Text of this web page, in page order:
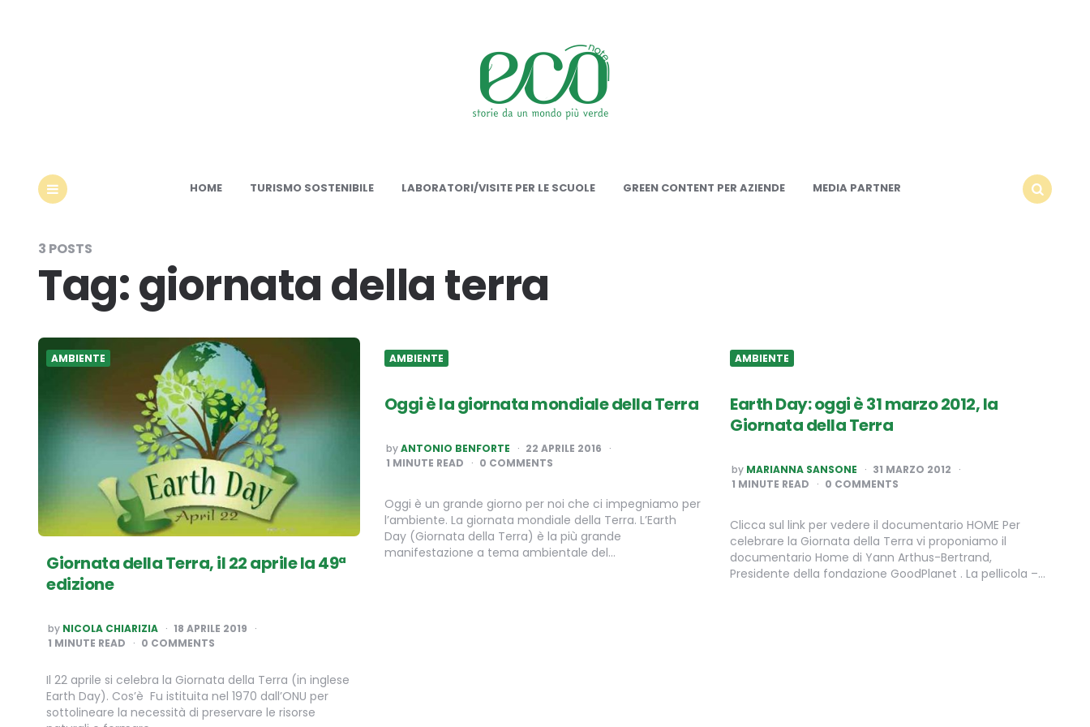
HOME TURISMO SOSTENIBILE LABORATORI/VISITE PER LE SCUOLE GREEN CONTENT PER AZIENDE
MEDIA PARTNER
3 POSTS
Tag:giornata della terra
AMBIENTE
Giornata della Terra, il 22 aprile la 49ª
edizione
POSTED
BY
by NICOLA CHIARIZIA
18 APRILE 2019
1 MINUTE READ 0 COMMENTS
Il 22 aprile si celebra la Giornata della Terra (in inglese
Earth Day). Cos’è Fu istituita nel 1970 dall’ONU per
sottolineare la necessità di preservare le risorse
AMBIENTE
Oggi è la giornata mondiale della Terra
POSTED
BY
byANTONIO BENFORTE
22 APRILE 2016
1 MINUTE READ 0 COMMENTS
Oggi è un grande giorno per noi che ci impegniamo per
l’ambiente. La giornata mondiale della Terra. L’Earth
Day (Giornata della Terra) è la più grande
manifestazione a tema ambientale del…
AMBIENTE
Earth Day: oggi è 31 marzo 2012, la
Giornata della Terra
POSTED
BY
by MARIANNA SANSONE
31 MARZO 2012
1 MINUTE READ 0 COMMENTS
Clicca sul link per vedere il documentario HOME Per
celebrare la Giornata della Terra vi proponiamo il
documentario Home di Yann Arthus-Bertrand,
Presidente della fondazione GoodPlanet . La pellicola –…